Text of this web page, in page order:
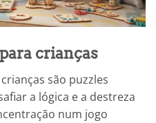
crianças
são puzzles
a lógica e a destreza
num jogo